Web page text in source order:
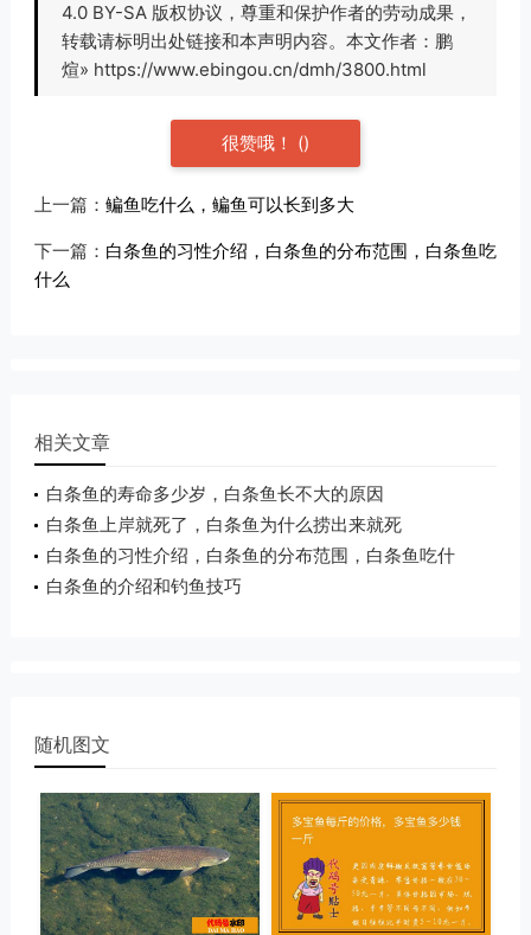
4.0 BY-SA 版权协议，尊重和保护作者的劳动成果，
转载请标明出处链接和本声明内容。本文作者：鹏
煊» https://www.ebingou.cn/dmh/3800.html
很赞哦！ ()
上一篇： 鳊鱼吃什么，鳊鱼可以长到多大
下一篇： 白条鱼的习性介绍，白条鱼的分布范围，白条鱼吃
什么
相关文章
白条鱼的寿命多少岁，白条鱼长不大的原因
白条鱼上岸就死了，白条鱼为什么捞出来就死
白条鱼的习性介绍，白条鱼的分布范围，白条鱼吃什
么
白条鱼的介绍和钓鱼技巧
随机图文